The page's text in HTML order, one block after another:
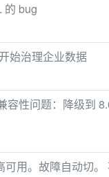
的 bug
始治理企业数据
容性问题：降级到
用。故障自动切。